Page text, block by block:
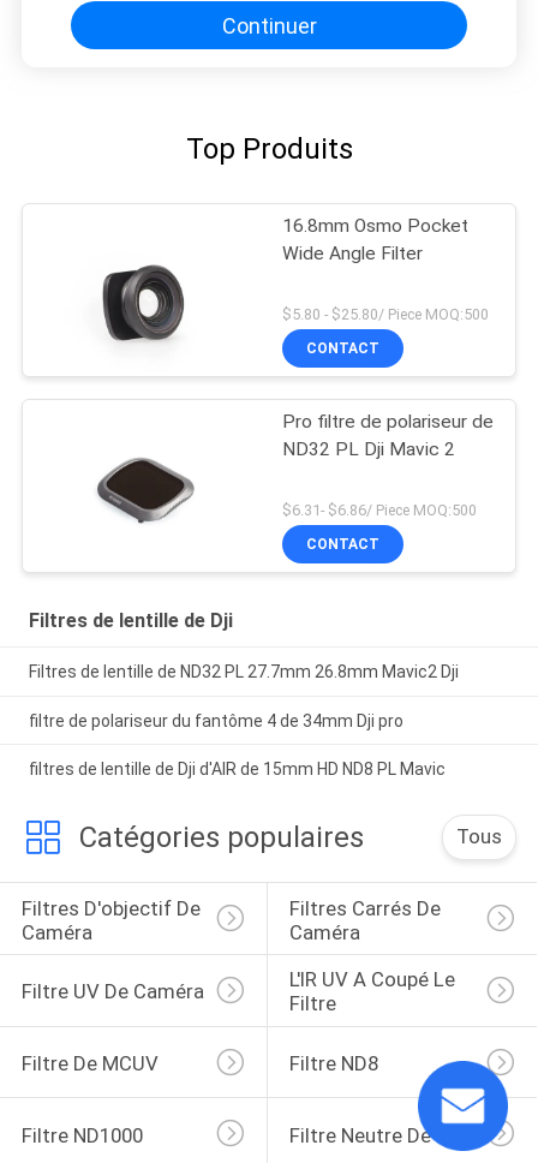
Continuer
Top Produits
16.8mm Osmo Pocket
Wide Angle Filter
$5.80 - $25.80/ Piece MOQ:500
CONTACT
Pro filtre de polariseur de
ND32 PL Dji Mavic 2
$6.31- $6.86/ Piece MOQ:500
CONTACT
Filtres de lentille de Dji
Filtres de lentille de ND32 PL 27.7mm 26.8mm Mavic2 Dji
filtre de polariseur du fantôme 4 de 34mm Dji pro
filtres de lentille de Dji d'AIR de 15mm HD ND8 PL Mavic
Catégories populaires Tous
Filtres D'objectif De
Caméra
Filtres Carrés De
Caméra
Filtre UV De Caméra
L'IR UV A Coupé Le
Filtre
Filtre De MCUV Filtre ND8
Filtre ND1000 Filtre Neutre De Nuit